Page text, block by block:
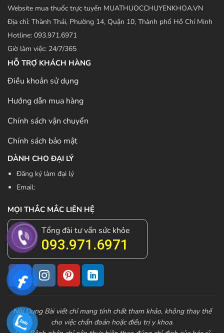
Website mua thuốc trực tuyến MUATHUOCCHUYENKHOA.VN
Địa chỉ: Thành Thái, Phường 14, Quận 10, Thành phố Hồ Chí Minh
Hotline: 093.971.6971
Giờ làm việc: 24/7/365
HỖ TRỢ KHÁCH HÀNG
Điều khoản sử dụng
Hướng dẫn mua hàng
Chính sách vận chuyển
Chính sách bảo mật
DÀNH CHO ĐẠI LÝ
Đăng ký làm đại lý
Email:
MỌI THẮC MẮC LIÊN HỆ
Tổng đài tư vấn sức khỏe
093.971.6971
Nội Dung Bài viết chỉ mang tính chất tham khảo, không thay thế
cho việc chẩn đoán hoặc điều trị y khoa.